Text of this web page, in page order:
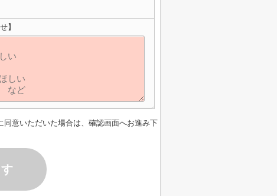
】
同意いただいた場合は、確認画面へお進み下